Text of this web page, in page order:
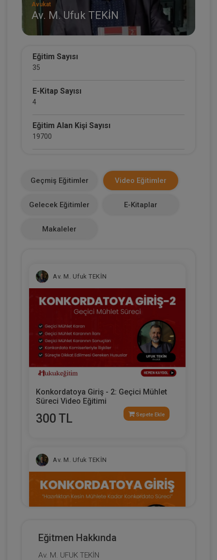
Avukat
Av. M. Ufuk TEKİN
Eğitim Sayısı
35
E-Kitap Sayısı
4
Eğitim Alan Kişi Sayısı
19700
0
Geçmiş Eğitimler Video Eğitimler
Gelecek Eğitimler E-Kitaplar
Makaleler
Av. M. Ufuk TEKİN
Konkordatoya Giriş - 2: Geçici Mühlet
Süreci Video Eğitimi
300 TL Sepete Ekle
Av. M. Ufuk TEKİN
Eğitmen Hakkında
Av. M. UFUK TEKİN